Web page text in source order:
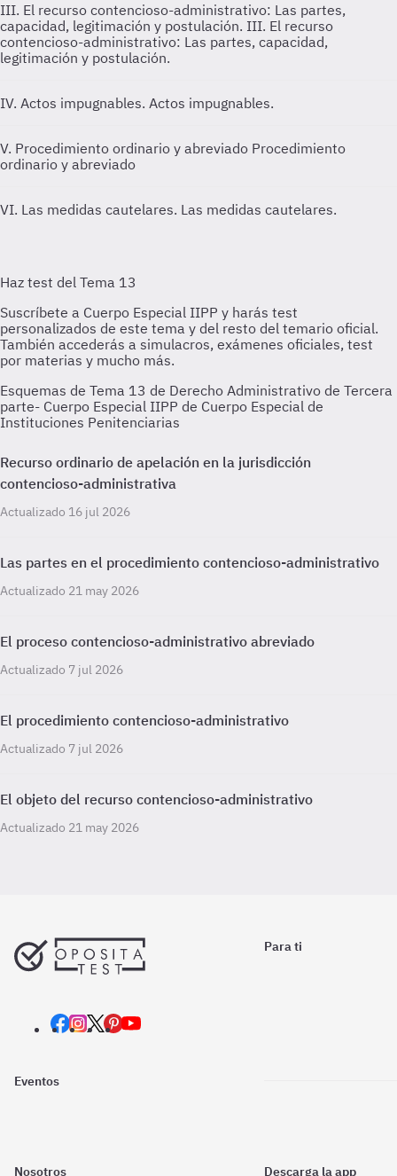
III. El recurso contencioso-administrativo: Las partes,
capacidad, legitimación y postulación. III. El recurso
contencioso-administrativo: Las partes, capacidad,
legitimación y postulación.
IV. Actos impugnables. Actos impugnables.
V. Procedimiento ordinario y abreviado Procedimiento
ordinario y abreviado
VI. Las medidas cautelares. Las medidas cautelares.
Esquemas de Tema 13 de Derecho Administrativo de Tercera
parte- Cuerpo Especial IIPP de Cuerpo Especial de
Instituciones Penitenciarias
Recurso ordinario de apelación en la jurisdicción
contencioso-administrativa
Actualizado 16 jul 2026
Las partes en el procedimiento contencioso-administrativo
Actualizado 21 may 2026
El proceso contencioso-administrativo abreviado
Actualizado 7 jul 2026
El procedimiento contencioso-administrativo
Actualizado 7 jul 2026
El objeto del recurso contencioso-administrativo
Actualizado 21 may 2026
Para ti
Eventos
Nosotros Descarga la app